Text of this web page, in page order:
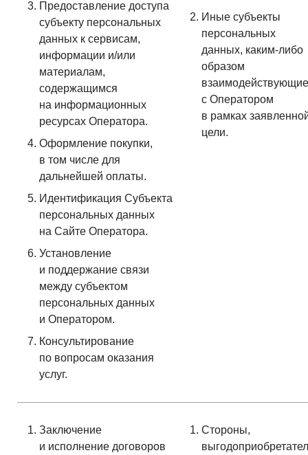
Предоставление доступа
субъекту персональных
данных к сервисам,
информации и/или
материалам,
содержащимся
на информационных
ресурсах Оператора.
Оформление покупки,
в том числе для
дальнейшей оплаты.
Идентификация Субъекта
персональных данных
на Сайте Оператора.
Установление
и поддержание связи
между субъектом
персональных данных
и Оператором.
Консультирование
по вопросам оказания
услуг.
Иные субъекты
персональных
данных, каким-либо
образом
взаимодействующие
с Оператором
в рамках
цели.
Заключение
и исполнение договоров
Стороны,